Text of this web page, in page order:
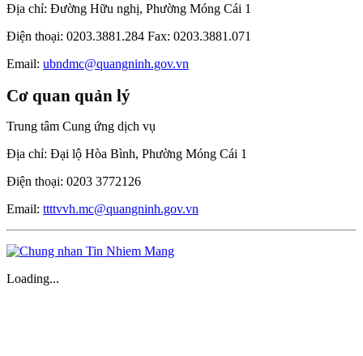
Địa chỉ: Đường Hữu nghị, Phường Móng Cái 1
Điện thoại: 0203.3881.284 Fax: 0203.3881.071
Email: ubndmc@quangninh.gov.vn
Cơ quan quản lý
Trung tâm Cung ứng dịch vụ
Địa chỉ: Đại lộ Hòa Bình, Phường Móng Cái 1
Điện thoại: 0203 3772126
Email: ttttvvh.mc@quangninh.gov.vn
Loading...